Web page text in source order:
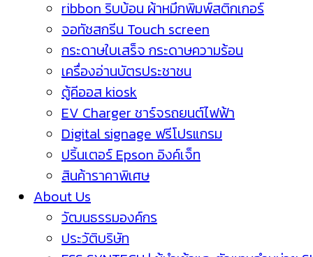
ribbon ริบบ้อน ผ้าหมึกพิมพ์สติกเกอร์
จอทัชสกรีน Touch screen
กระดาษใบเสร็จ กระดาษความร้อน
เครื่องอ่านบัตรประชาชน
ตู้คีออส kiosk
EV Charger ชาร์จรถยนต์ไฟฟ้า
Digital signage ฟรีโปรแกรม
ปริ้นเตอร์ Epson อิงค์เจ็ท
สินค้าราคาพิเศษ
About Us
วัฒนธรรมองค์กร
ประวัติบริษัท